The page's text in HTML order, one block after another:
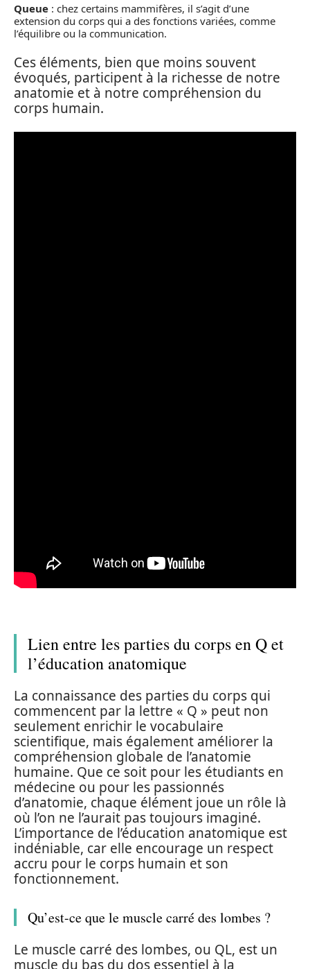
Queue : chez certains mammifères, il s’agit d’une
extension du corps qui a des fonctions variées, comme
l’équilibre ou la communication.
Ces éléments, bien que moins souvent
évoqués, participent à la richesse de notre
anatomie et à notre compréhension du
corps humain.
Lien entre les parties du corps en Q et
l’éducation anatomique
La connaissance des parties du corps qui
commencent par la lettre « Q » peut non
seulement enrichir le vocabulaire
scientifique, mais également améliorer la
compréhension globale de l’anatomie
humaine. Que ce soit pour les étudiants en
médecine ou pour les passionnés
d’anatomie, chaque élément joue un rôle là
où l’on ne l’aurait pas toujours imaginé.
L’importance de l’éducation anatomique est
indéniable, car elle encourage un respect
accru pour le corps humain et son
fonctionnement.
Qu’est-ce que le muscle carré des lombes ?
Le muscle carré des lombes, ou QL, est un
muscle du bas du dos essentiel à la